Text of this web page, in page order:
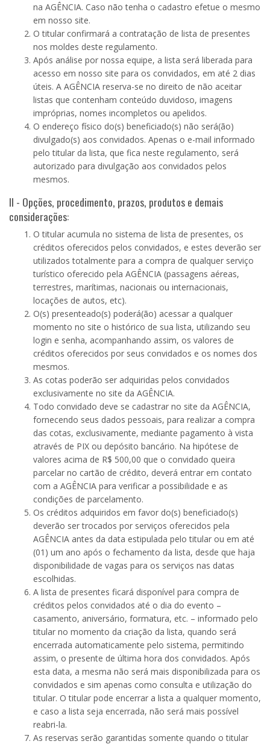
na AGÊNCIA. Caso não tenha o cadastro efetue o mesmo
em nosso site.
O titular confirmará a contratação de lista de presentes
nos moldes deste regulamento.
Após análise por nossa equipe, a lista será liberada para
acesso em nosso site para os convidados, em até 2 dias
úteis. A AGÊNCIA reserva-se no direito de não aceitar
listas que contenham conteúdo duvidoso, imagens
impróprias, nomes incompletos ou apelidos.
O endereço físico do(s) beneficiado(s) não será(ão)
divulgado(s) aos convidados. Apenas o e-mail informado
pelo titular da lista, que fica neste regulamento, será
autorizado para divulgação aos convidados pelos
mesmos.
II - Opções, procedimento, prazos, produtos e demais
considerações:
O titular acumula no sistema de lista de presentes, os
créditos oferecidos pelos convidados, e estes deverão ser
utilizados totalmente para a compra de qualquer serviço
turístico oferecido pela AGÊNCIA (passagens aéreas,
terrestres, marítimas, nacionais ou internacionais,
locações de autos, etc).
O(s) presenteado(s) poderá(ão) acessar a qualquer
momento no site o histórico de sua lista, utilizando seu
login e senha, acompanhando assim, os valores de
créditos oferecidos por seus convidados e os nomes dos
mesmos.
As cotas poderão ser adquiridas pelos convidados
exclusivamente no site da AGÊNCIA.
Todo convidado deve se cadastrar no site da AGÊNCIA,
fornecendo seus dados pessoais, para realizar a compra
das cotas, exclusivamente, mediante pagamento à vista
através de PIX ou depósito bancário. Na hipótese de
valores acima de R$ 500,00 que o convidado queira
parcelar no cartão de crédito, deverá entrar em contato
com a AGÊNCIA para verificar a possibilidade e as
condições de parcelamento.
Os créditos adquiridos em favor do(s) beneficiado(s)
deverão ser trocados por serviços oferecidos pela
AGÊNCIA antes da data estipulada pelo titular ou em até
(01) um ano após o fechamento da lista, desde que haja
disponibilidade de vagas para os serviços nas datas
escolhidas.
A lista de presentes ficará disponível para compra de
créditos pelos convidados até o dia do evento –
casamento, aniversário, formatura, etc. – informado pelo
titular no momento da criação da lista, quando será
encerrada automaticamente pelo sistema, permitindo
assim, o presente de última hora dos convidados. Após
esta data, a mesma não será mais disponibilizada para os
convidados e sim apenas como consulta e utilização do
titular. O titular pode encerrar a lista a qualquer momento,
e caso a lista seja encerrada, não será mais possível
reabri-la.
As reservas serão garantidas somente quando o titular